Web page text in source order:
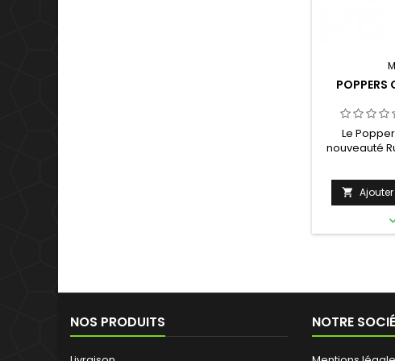
POPPERS
Le
nouveauté
conçu à
une
pour une

NOS PRODUITS NOTRE